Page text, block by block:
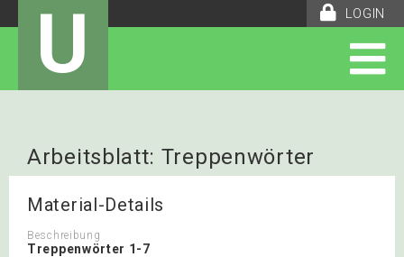
LOGIN
U
Arbeitsblatt: Treppenwörter
Material-Details
Beschreibung
Treppenwörter 1-7